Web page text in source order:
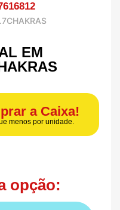
EM
a Caixa!
menos por unidade.
opção: